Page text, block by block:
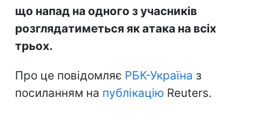
що напад на одного з учасників
розглядатиметься як атака на всіх
трьох.
Про це повідомляє РБК-Україна з
посиланням на публікацію Reuters.